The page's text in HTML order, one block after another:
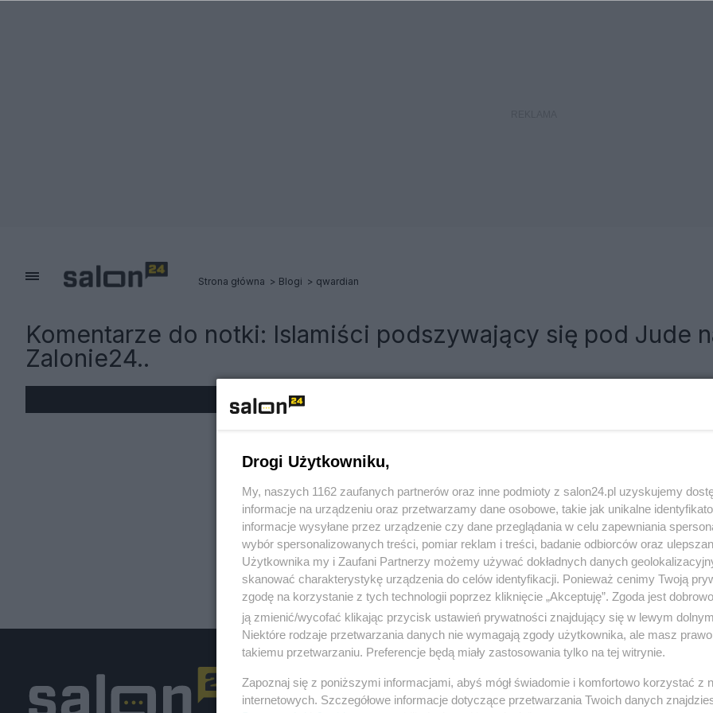
Strona główna Blogi qwardian
Komentarze do notki: Islamiści podszywający się pod Jude
Zalonie24..
Polityka
PiS
Gospodarka
Biznes
Drogi Użytkowniku,
My, naszych 1162 zaufanych partnerów oraz inne podmioty z salon24.pl uzyskujemy
informacje na urządzeniu oraz przetwarzamy dane osobowe, takie jak unikalne
informacje wysyłane przez urządzenie czy dane przeglądania w celu zapewniania
wybór spersonalizowanych treści, pomiar reklam i treści, badanie odbiorców oraz
Użytkownika my i Zaufani Partnerzy możemy używać dokładnych danych
skanować charakterystykę urządzenia do celów identyfikacji. Ponieważ cenimy Twoją
zgodę na korzystanie z tych technologii poprzez kliknięcie „Akceptuję”. Zgoda jest
ją zmienić/wycofać klikając przycisk ustawień prywatności znajdujący się w lewym
Niektóre rodzaje przetwarzania danych nie wymagają zgody użytkownika, ale masz
takiemu przetwarzaniu. Preferencje będą miały zastosowania tylko na tej witrynie.
Zapoznaj się z poniższymi informacjami, abyś mógł świadomie i komfortowo korzystać z
internetowych. Szczegółowe informacje dotyczące przetwarzania Twoich danych